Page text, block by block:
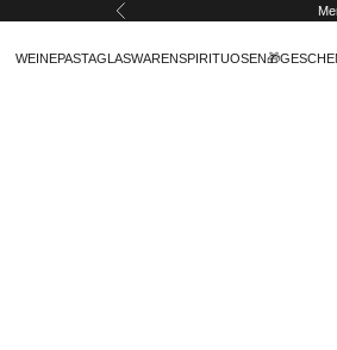
Zurück
WEINEPASTAGLASWARENSPIRITUOSEN